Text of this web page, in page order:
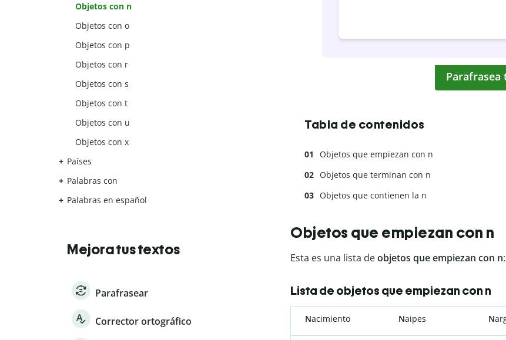
Parafrasea
Tabla de contenidos
Objetos que empiezan con n
Objetos que terminan con n
Objetos que contienen la n
Objetos que empiezan con n
Esta es una lista deobjetos que empiezan con n:
Lista de objetos que empiezan con n
Nacimiento Naipes N
Objetos con n
Objetos con o
Objetos con p
Objetos con r
Objetos con s
Objetos con t
Objetos con u
Objetos con x
Países
Palabras con
Palabras en español
Mejora tus textos
Parafrasear
Corrector ortográfico